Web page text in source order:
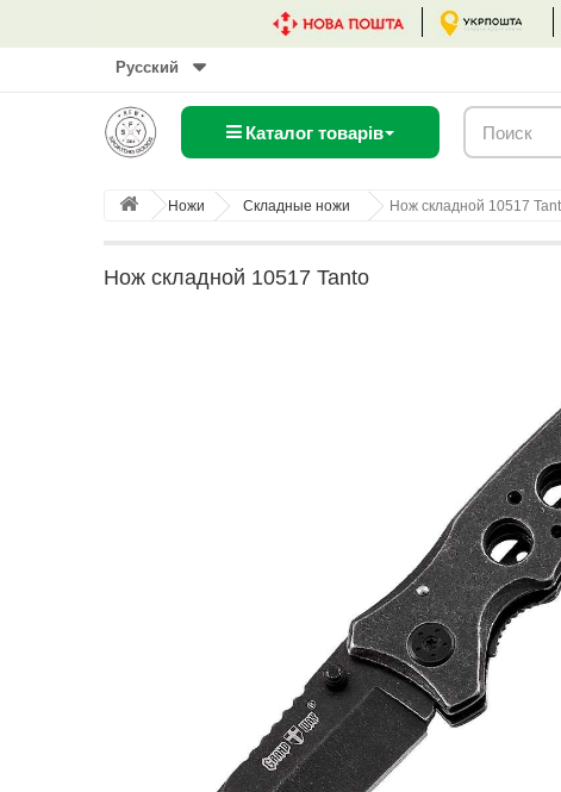
Русский
Каталог товарів
Ножи Складные ножи Нож складной 10517
Нож складной 10517 Tanto